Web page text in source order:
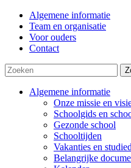
Algemene informatie
Team en organisatie
Voor ouders
Contact
Algemene informatie
Onze missie en
Schoolgids en
Gezonde school
Schooltijden
Vakanties en
Belangrijke